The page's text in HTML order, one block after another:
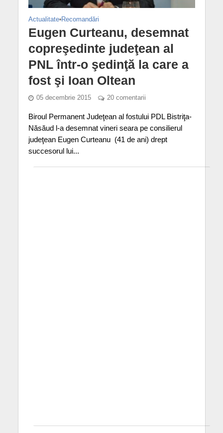
Actualitate•Recomandări
Eugen Curteanu, desemnat
copreşedinte judeţean al
PNL într-o şedinţă la care a
fost şi Ioan Oltean
05 decembrie 2015 20 comentarii
Biroul Permanent Judeţean al fostului PDL Bistriţa-
Năsăud l-a desemnat vineri seara pe consilierul
judeţean Eugen Curteanu (41 de ani) drept
succesorul lui...